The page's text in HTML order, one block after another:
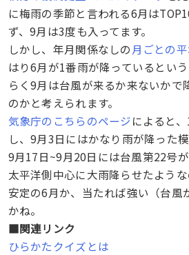
に梅雨の季節と言われる6月は
ず、9月は3度も入ってます。
しかし、年月関係なしの月ごとの
はり6月が1番雨が降っているとい
らく9月は台風が来るか来ないかで
のかと考えられます。
気象庁のこちらのページによると
し、9月3日にはかなり雨が降った模
9月17日~9月20日には台風第22号が
太平洋側中心に大雨降らせたような
安定の6月か、当たれば強い（台風
かね。
■関連リンク
ひらかたクイズとは